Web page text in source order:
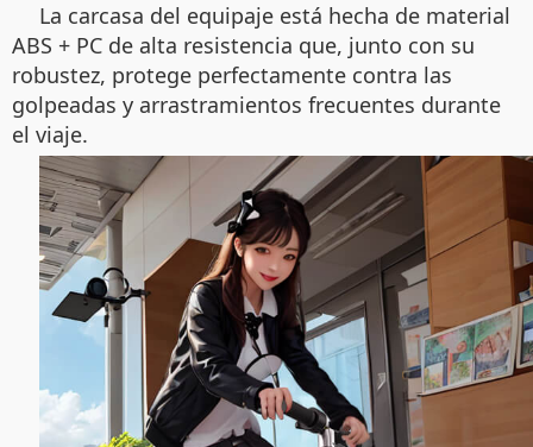
La carcasa del equipaje está hecha de material
ABS + PC de alta resistencia que, junto con su
robustez, protege perfectamente contra las
golpeadas y arrastramientos frecuentes durante
el viaje.